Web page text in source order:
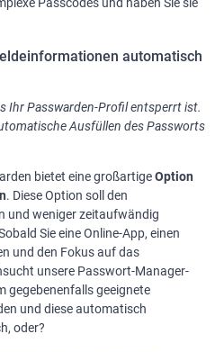
automatisch
Ihr Passwarden-Profil entsperrt ist.
Ausfüllen des Passworts
bietet eine großartigeOption
. Diese Option soll den
und weniger zeitaufwändig
Sie eine Online-App, einen
und den Fokus auf das
unsere Passwort-Manager-
gegebenenfalls geeignete
und diese automatisch
oder?